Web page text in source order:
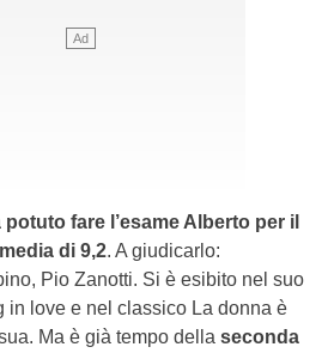
potuto fare l’esame Alberto per il
di 9,2. A giudicarlo:
Pio Zanotti. Si è esibito nel suo
in love e nel classico La donna è
Ma è già tempo della seconda